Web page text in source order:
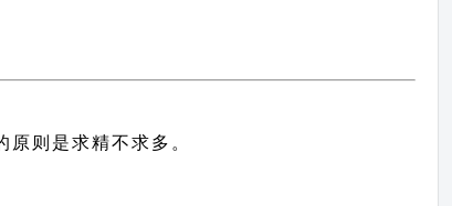
原则 是求精不求多。